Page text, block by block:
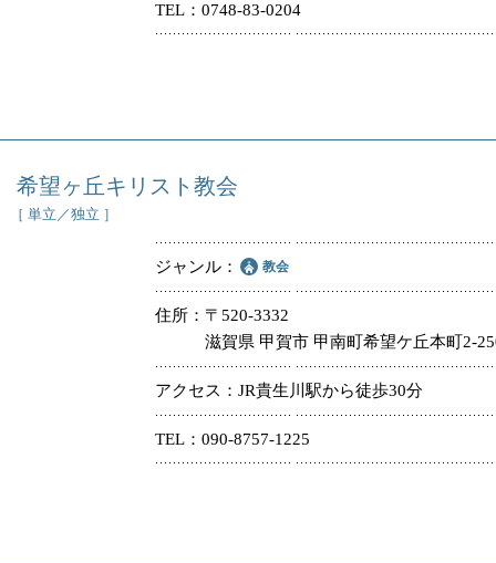
TEL 0748-83-0204
希望ヶ丘キリスト教会
［ 単立／独立 ］
ジャンル 教会
住所
〒520-3332
滋賀県 甲賀市 甲南町希望ケ丘本町2-
アクセス JR貴生川駅から徒歩30分
TEL 090-8757-1225